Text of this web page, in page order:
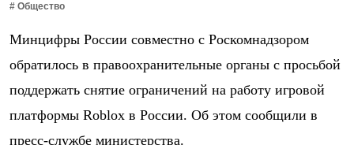
# Общество
Минцифры России совместно с Роскомнадзором
обратилось в правоохранительные органы с просьбой
поддержать снятие ограничений на работу игровой
платформы Roblox в России. Об этом сообщили в
пресс-службе министерства.